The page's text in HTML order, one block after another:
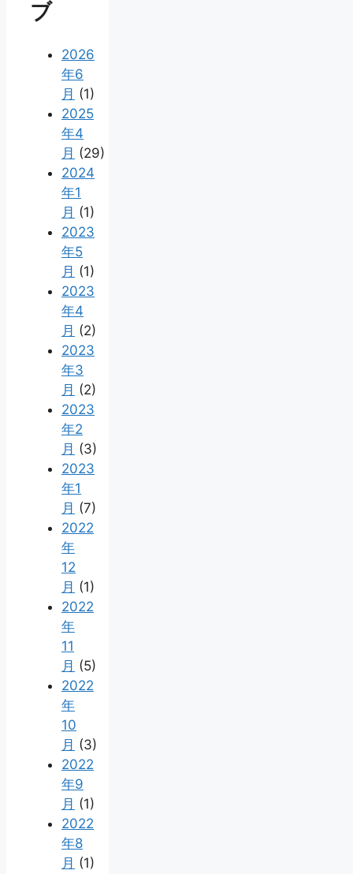
ブ
2026
年6
月 (1)
2025
年4
月 (29)
2024
年1
月 (1)
2023
年5
月 (1)
2023
年4
月 (2)
2023
年3
月 (2)
2023
年2
月 (3)
2023
年1
月 (7)
2022
年
12
月 (1)
2022
年
11
月 (5)
2022
年
10
月 (3)
2022
年9
月 (1)
2022
年8
月 (1)